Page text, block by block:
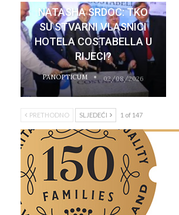
NATASHA SRDOC: TKO
SU STVARNI VLASNICI
HOTELA COSTABELLA U
RIJECI?
PANOPTICUM 02/08/2026
PRETHODNO SLJEDEĆI 1 of 147